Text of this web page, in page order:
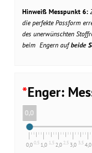
Hinweiß Messpunkt 6:
die perfekte Passform
des unerwünschten
beim Engern aufbeide
*Enger:
0,0
0,00,5 1,0 1,5 2,0 2,5 3,0 3,5 4,0